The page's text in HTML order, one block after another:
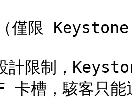
僅限
計限制，
卡槽，駭客只能